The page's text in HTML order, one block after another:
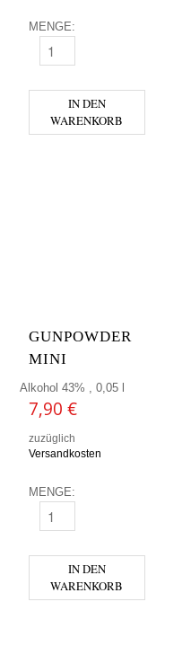
MENGE:
CRYSTAL HEAD MINI MENGE
IN DEN
WARENKORB
GUNPOWDER
MINI
Alkohol 43% , 0,05 l
7,90 €
zuzüglich
Versandkosten
MENGE:
GUNPOWDER MINI MENGE
IN DEN
WARENKORB